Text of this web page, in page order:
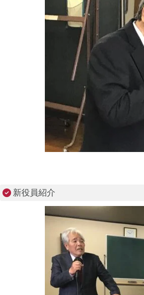
新役員紹介